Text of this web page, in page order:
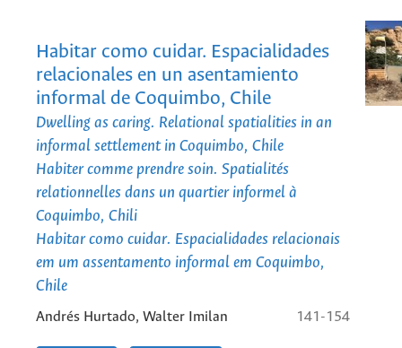
Habitar como cuidar. Espacialidades
relacionales en un asentamiento
informal de Coquimbo, Chile
Dwelling as caring. Relational spatialities in an
informal settlement in Coquimbo, Chile
Habiter comme prendre soin. Spatialités
relationnelles dans un quartier informel à
Coquimbo, Chili
Habitar como cuidar. Espacialidades relacionais
em um assentamento informal em Coquimbo,
Chile
Andrés Hurtado, Walter Imilan 141-154